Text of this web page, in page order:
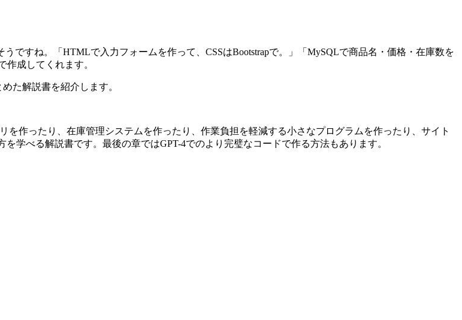
ですね。「HTMLで入力フォームを作って、CSSはBootstrapで。」「MySQLで商品名・価格・在庫数を
成してくれます。
た解説書を紹介します。
を作ったり、在庫管理システムを作ったり、作業負担を軽減する小さなプログラムを作ったり、サイト
学べる解説書です。最後の章ではGPT-4でのより完璧なコードで作る方法もあります。